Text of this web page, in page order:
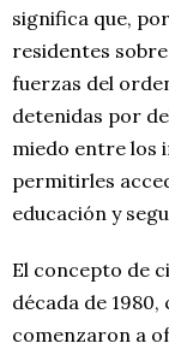
significa que,
residentes
fuerzas del
detenidas por
miedo entre los
permitirles
educación y
El concepto de
década de
comenzaron a